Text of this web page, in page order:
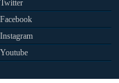
Twitter
Facebook
Instagram
Youtube